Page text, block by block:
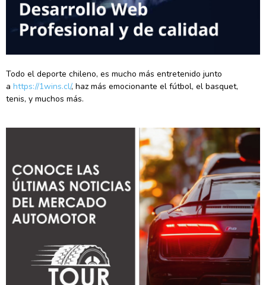
Todo el deporte chileno, es mucho más entretenido junto
a https://1wins.cl/, haz más emocionante el fútbol, el basquet,
tenis, y muchos más.